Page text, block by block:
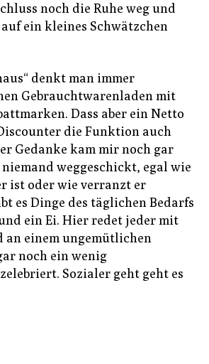
noch die Ruhe weg und
ein kleines Schwätzchen
denkt man immer
Gebrauchtwarenladen mit
Dass aber ein Netto
die Funktion auch
Gedanke kam mir noch gar
weggeschickt, egal wie
ist oder wie verranzt er
es Dinge des täglichen Bedarfs
ein Ei. Hier redet jeder mit
an einem ungemütlichen
noch ein wenig
Sozialer geht geht es